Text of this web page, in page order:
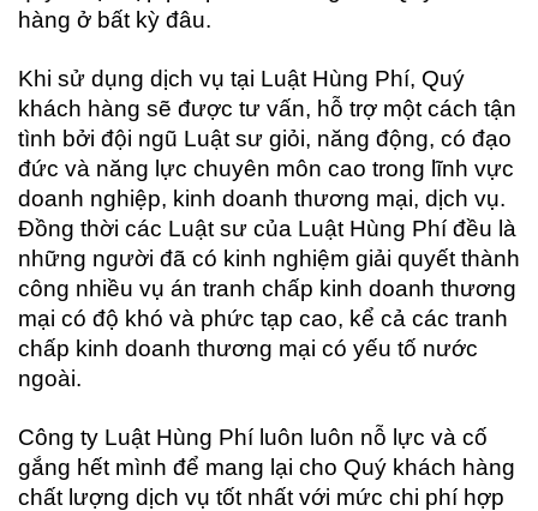
hàng ở bất kỳ đâu.
Khi sử dụng dịch vụ tại Luật Hùng Phí, Quý
khách hàng sẽ được tư vấn, hỗ trợ một cách tận
tình bởi đội ngũ Luật sư giỏi, năng động, có đạo
đức và năng lực chuyên môn cao trong lĩnh vực
doanh nghiệp, kinh doanh thương mại, dịch vụ.
Đồng thời các Luật sư của Luật Hùng Phí đều là
những người đã có kinh nghiệm giải quyết thành
công nhiều vụ án tranh chấp kinh doanh thương
mại có độ khó và phức tạp cao, kể cả các tranh
chấp kinh doanh thương mại có yếu tố nước
ngoài.
Công ty Luật Hùng Phí luôn luôn nỗ lực và cố
gắng hết mình để mang lại cho Quý khách hàng
chất lượng dịch vụ tốt nhất với mức chi phí hợp